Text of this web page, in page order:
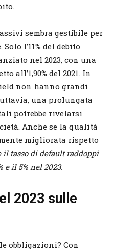
sembra gestibile per
l’11% del debito
nel 2023, con una
all’1,90% del 2021. In
non hanno grandi
una prolungata
potrebbe rivelarsi
Anche se la qualità
migliorata rispetto
il tasso di default raddoppi
e il 5% nel 2023.
2023 sulle
obbligazioni? Con